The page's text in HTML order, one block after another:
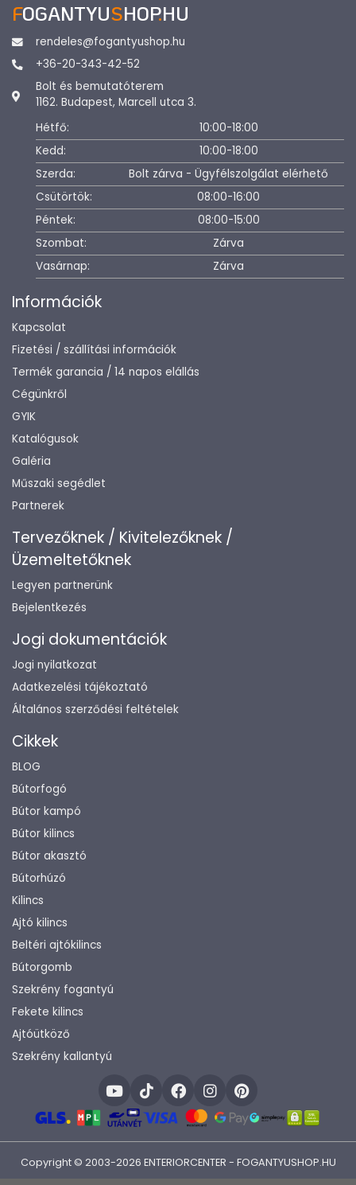
FOGANTYUSHOP.HU
rendeles@fogantyushop.hu
+36-20-343-42-52
Bolt és bemutatóterem
1162. Budapest, Marcell utca 3.
Hétfő:
10:00-18:00
Kedd:
10:00-18:00
Szerda:
Bolt zárva - Ügyfélszolgálat elérhető
Csütörtök:
08:00-16:00
Péntek:
08:00-15:00
Szombat:
Zárva
Vasárnap:
Zárva
Információk
Kapcsolat
Fizetési / szállítási információk
Termék garancia / 14 napos elállás
Cégünkről
GYIK
Katalógusok
Galéria
Műszaki segédlet
Partnerek
Tervezőknek / Kivitelezőknek /
Üzemeltetőknek
Legyen partnerünk
Bejelentkezés
Jogi dokumentációk
Jogi nyilatkozat
Adatkezelési tájékoztató
Általános szerződési feltételek
Cikkek
BLOG
Bútorfogó
Bútor kampó
Bútor kilincs
Bútor akasztó
Bútorhúzó
Kilincs
Ajtó kilincs
Beltéri ajtókilincs
Bútorgomb
Szekrény fogantyú
Fekete kilincs
Ajtóütköző
Szekrény kallantyú
Copyright © 2003-2026 ENTERIORCENTER - FOGANTYUSHOP.HU